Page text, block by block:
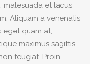
malesuada et lacus
Aliquam a venenatis
eget quam at,
maximus sagittis.
feugiat. Proin